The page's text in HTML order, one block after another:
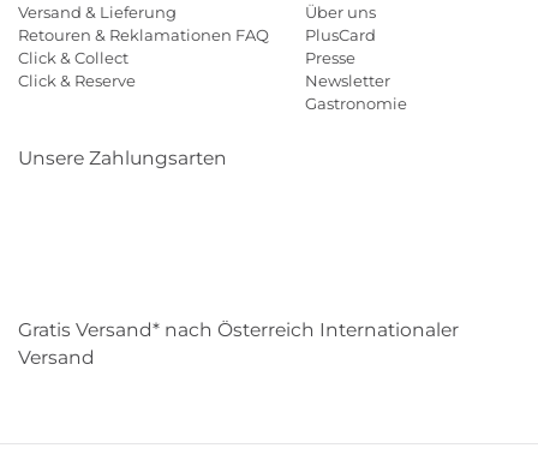
Versand & Lieferung
Retouren & Reklamationen FAQ
Click & Collect
Click & Reserve
Über uns
PlusCard
Presse
Newsletter
Gastronomie
Unsere Zahlungsarten
Gratis Versand* nach Österreich Internationaler
Versand